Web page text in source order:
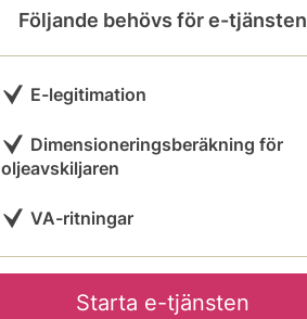
Följande behövs för e-tjänsten
E-legitimation
Dimensioneringsberäkning för
oljeavskiljaren
VA-ritningar
Starta e-tjänsten